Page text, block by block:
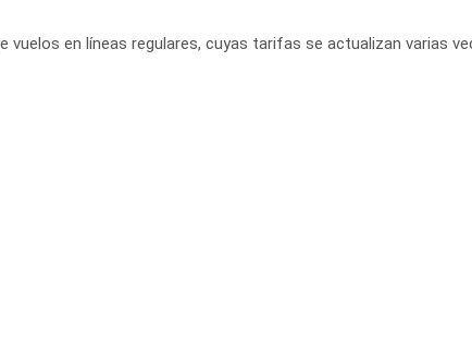
en líneas regulares, cuyas tarifas se actualizan varias